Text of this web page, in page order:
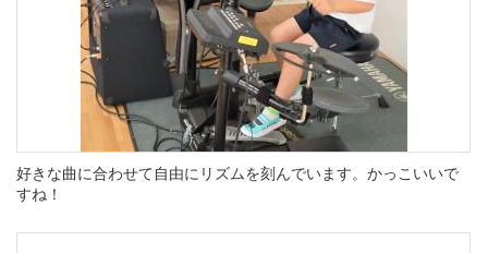
好きな曲に合わせて自由にリズムを刻んでいます。かっこいいで
すね！